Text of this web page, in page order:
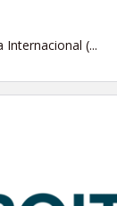
Internacional (...